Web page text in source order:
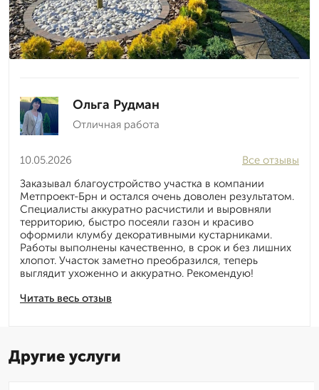
Ольга Рудман
Отличная работа
10.05.2026
Читать весь отзыв
Все отзывы
Заказывал благоустройство участка в компании
Метпроект-Брн и остался очень доволен результатом.
Специалисты аккуратно расчистили и выровняли
территорию, быстро посеяли газон и красиво
оформили клумбу декоративными кустарниками.
Работы выполнены качественно, в срок и без лишних
хлопот. Участок заметно преобразился, теперь
выглядит ухоженно и аккуратно. Рекомендую!
Другие услуги